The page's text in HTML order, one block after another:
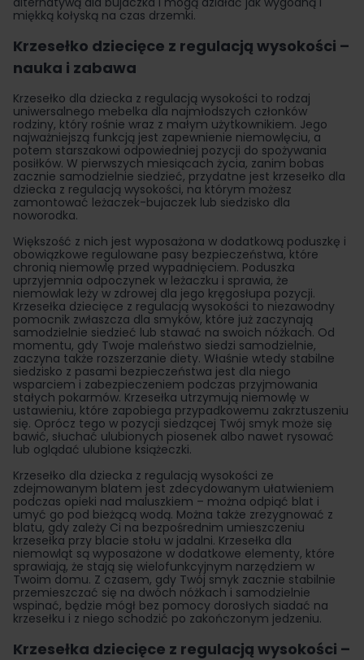
miękką kołyską na czas drzemki.
Krzesełko dziecięce z regulacją wysokości –
nauka i zabawa
Krzesełko dla dziecka z regulacją wysokości to rodzaj
uniwersalnego mebelka dla najmłodszych członków
rodziny, który rośnie wraz z małym użytkownikiem. Jego
najważniejszą funkcją jest zapewnienie niemowlęciu, a
potem starszakowi odpowiedniej pozycji do spożywania
posiłków. W pierwszych miesiącach życia, zanim bobas
zacznie samodzielnie siedzieć, przydatne jest krzesełko dla
dziecka z regulacją wysokości, na którym możesz
zamontować leżaczek-bujaczek lub siedzisko dla
noworodka.
Większość z nich jest wyposażona w dodatkową poduszkę i
obowiązkowe regulowane pasy bezpieczeństwa, które
chronią niemowlę przed wypadnięciem. Poduszka
uprzyjemnia odpoczynek w leżaczku i sprawia, że
niemowlak leży w zdrowej dla jego kręgosłupa pozycji.
Krzesełka dziecięce z regulacją wysokości to niezawodny
pomocnik zwłaszcza dla smyków, które już zaczynają
samodzielnie siedzieć lub stawać na swoich nóżkach. Od
momentu, gdy Twoje maleństwo siedzi samodzielnie,
zaczyna także rozszerzanie diety. Właśnie wtedy stabilne
siedzisko z pasami bezpieczeństwa jest dla niego
wsparciem i zabezpieczeniem podczas przyjmowania
stałych pokarmów. Krzesełka utrzymują niemowlę w
ustawieniu, które zapobiega przypadkowemu zakrztuszeniu
się. Oprócz tego w pozycji siedzącej Twój smyk może się
bawić, słuchać ulubionych piosenek albo nawet rysować
lub oglądać ulubione książeczki.
Krzesełko dla dziecka z regulacją wysokości ze
zdejmowanym blatem jest zdecydowanym ułatwieniem
podczas opieki nad maluszkiem – można odpiąć blat i
umyć go pod bieżącą wodą. Można także zrezygnować z
blatu, gdy zależy Ci na bezpośrednim umieszczeniu
krzesełka przy blacie stołu w jadalni. Krzesełka dla
niemowląt są wyposażone w dodatkowe elementy, które
sprawiają, że stają się wielofunkcyjnym narzędziem w
Twoim domu. Z czasem, gdy Twój smyk zacznie stabilnie
przemieszczać się na dwóch nóżkach i samodzielnie
wspinać, będzie mógł bez pomocy dorosłych siadać na
krzesełku i z niego schodzić po zakończonym jedzeniu.
Krzesełka dziecięce z regulacją wysokości –